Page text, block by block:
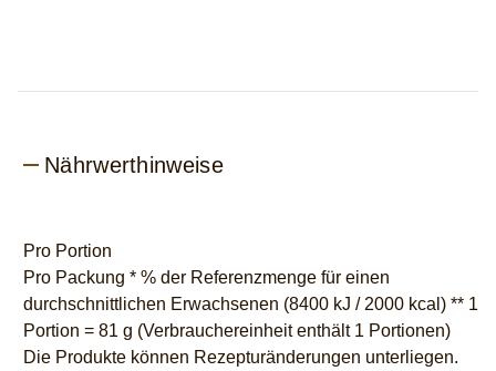
Nährwerthinweise
Pro Portion
Pro Packung * % der Referenzmenge für einen
durchschnittlichen Erwachsenen (8400 kJ / 2000 kcal) ** 1
Portion = 81 g (Verbrauchereinheit enthält 1 Portionen)
Die Produkte können Rezepturänderungen unterliegen.